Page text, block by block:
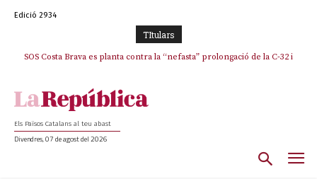
Edició 2934
TItulars
SOS Costa Brava es planta contra la “nefasta” prolongació de la C-32 i
La memòria viva de Josep Sunyol uneix l’esport i la cultura en un emotiu
Els Països Catalans al teu abast
Divendres, 07 de agost del 2026